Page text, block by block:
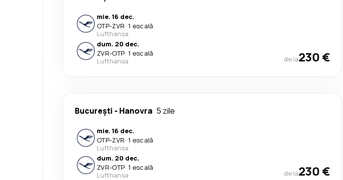
mie. 16 dec.
OTP-ZVR· 1 escală
Lufthansa
dum. 20 dec.
ZVR-OTP· 1 escală
Lufthansa
de la230 €
București - Hanovra 5 zile
mie. 16 dec.
OTP-ZVR· 1 escală
Lufthansa
dum. 20 dec.
ZVR-OTP· 1 escală
Lufthansa
de la230 €